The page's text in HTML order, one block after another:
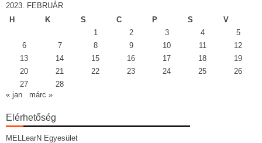
2023. FEBRUÁR
H
K S C P S
V
1
2 3 4
5
6
7 8 9 10 11
12
13
14 15 16 17 18
19
20
21 22 23 24 25
26
27
28
« jan
márc »
Elérhetőség
MELLearN Egyesület